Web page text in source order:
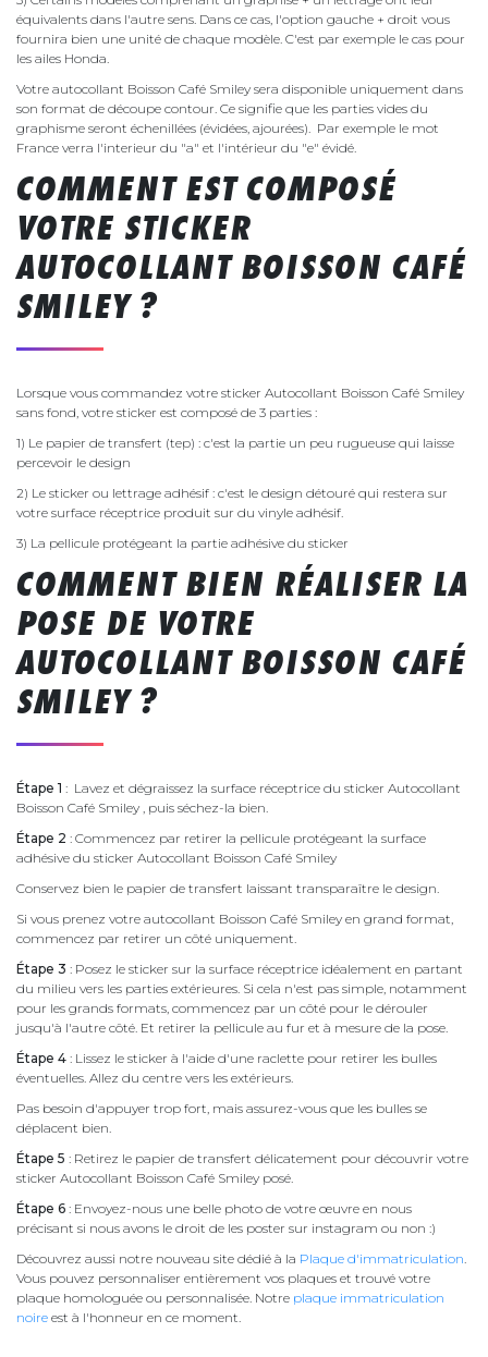
équivalents dans l'autre sens. Dans ce cas, l'option gauche + droit vous
fournira bien une unité de chaque modèle. C'est par exemple le cas pour
les ailes Honda.
Votre autocollant Boisson Café Smiley sera disponible uniquement dans
son format de découpe contour. Ce signifie que les parties vides du
graphisme seront échenillées (évidées, ajourées). Par exemple le mot
France verra l'interieur du "a" et l'intérieur du "e" évidé.
COMMENT EST COMPOSÉ
VOTRE STICKER
AUTOCOLLANT BOISSON CAFÉ
SMILEY ?
Lorsque vous commandez votre sticker Autocollant Boisson Café Smiley
sans fond, votre sticker est composé de 3 parties :
1) Le papier de transfert (tep) : c'est la partie un peu rugueuse qui laisse
percevoir le design
2) Le sticker ou lettrage adhésif : c'est le design détouré qui restera sur
votre surface réceptrice produit sur du vinyle adhésif.
3) La pellicule protégeant la partie adhésive du sticker
COMMENT BIEN RÉALISER LA
POSE DE VOTRE
AUTOCOLLANT BOISSON CAFÉ
SMILEY ?
Étape 1 : Lavez et dégraissez la surface réceptrice du sticker Autocollant
Boisson Café Smiley , puis séchez-la bien.
Étape 2 : Commencez par retirer la pellicule protégeant la surface
adhésive du sticker Autocollant Boisson Café Smiley
Conservez bien le papier de transfert laissant transparaître le design.
Si vous prenez votre autocollant Boisson Café Smiley en grand format,
commencez par retirer un côté uniquement.
Étape 3 : Posez le sticker sur la surface réceptrice idéalement en partant
du milieu vers les parties extérieures. Si cela n'est pas simple, notamment
pour les grands formats, commencez par un côté pour le dérouler
jusqu'à l'autre côté. Et retirer la pellicule au fur et à mesure de la pose.
Étape 4 : Lissez le sticker à l'aide d'une raclette pour retirer les bulles
éventuelles. Allez du centre vers les extérieurs.
Pas besoin d'appuyer trop fort, mais assurez-vous que les bulles se
déplacent bien.
Étape 5 : Retirez le papier de transfert délicatement pour découvrir votre
sticker Autocollant Boisson Café Smiley posé.
Étape 6 : Envoyez-nous une belle photo de votre œuvre en nous
précisant si nous avons le droit de les poster sur instagram ou non :)
Découvrez aussi notre nouveau site dédié à la Plaque d'immatriculation.
Vous pouvez personnaliser entièrement vos plaques et trouvé votre
plaque homologuée ou personnalisée. Notre plaque immatriculation
noire est à l'honneur en ce moment.